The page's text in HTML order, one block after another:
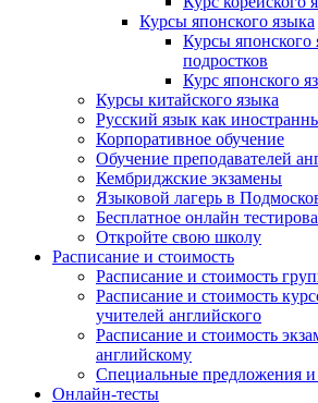
Курсы японского языка
Курсы японского
подростков
Курс японского
Курсы китайского языка
Русский язык как
Корпоративное обучение
Обучение преподавателей
Кембриджские экзамены
Языковой лагерь в
Бесплатное онлайн
Откройте свою школу
Расписание и стоимость
Расписание и стоимость
Расписание и стоимость
учителей английского
Расписание и стоимость
английскому
Специальные предложения
Онлайн-тесты